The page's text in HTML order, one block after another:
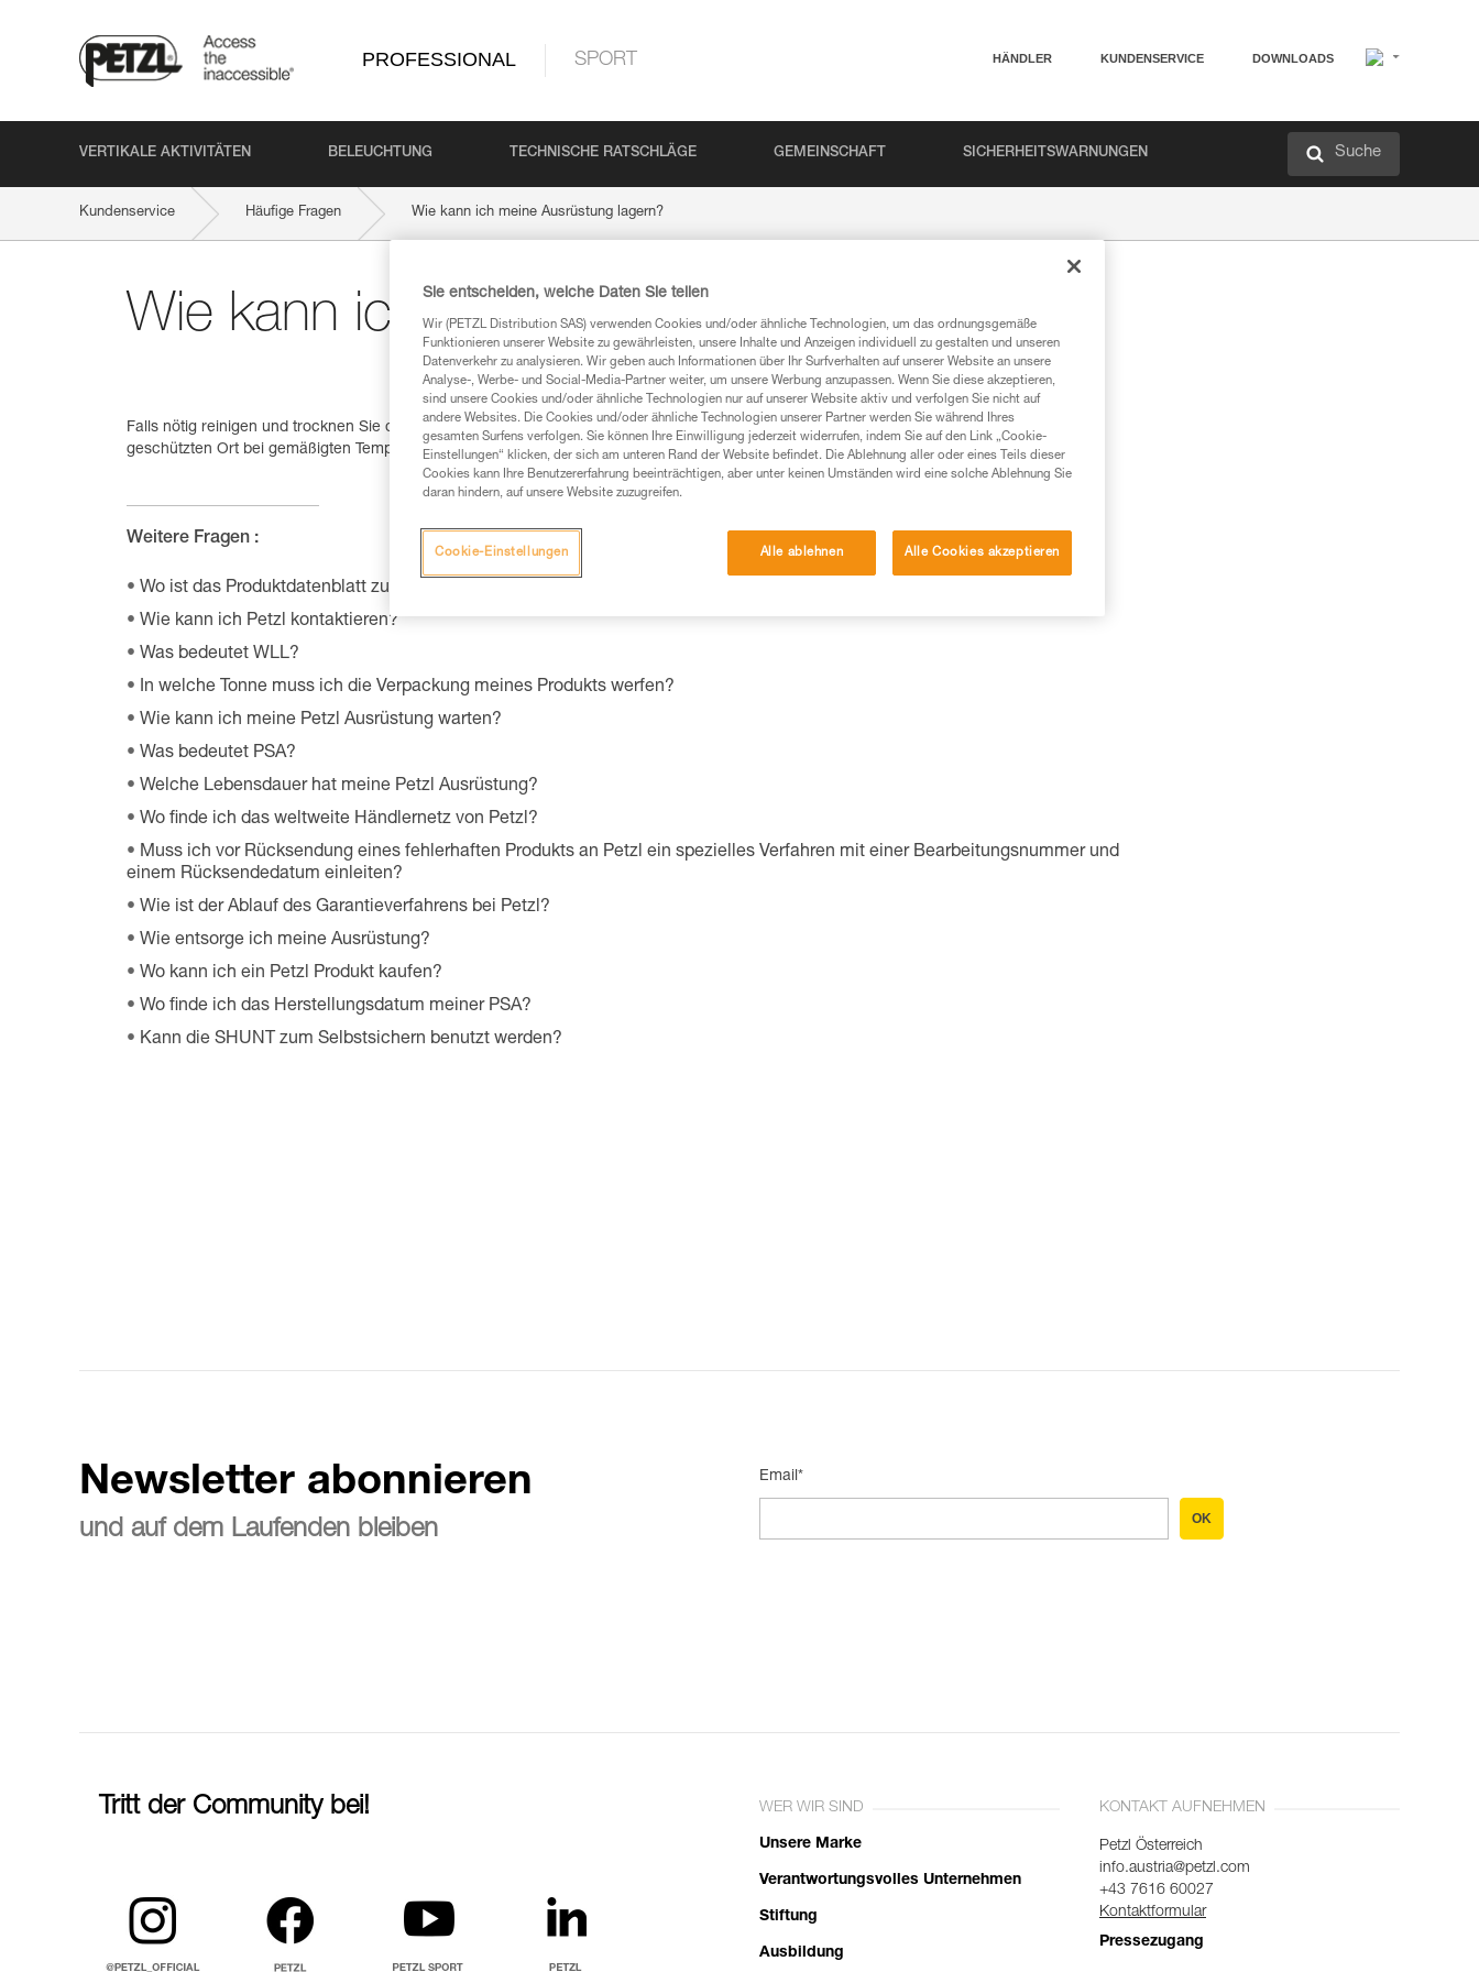
PROFESSIONAL SPORT HÄNDLER KUNDENSERVICE DOWNLOADS
VERTIKALE AKTIVITÄTEN BELEUCHTUNG TECHNISCHE RATSCHLÄGE GEMEINSCHAFT SICHERHEITSWARNUNGEN Suche
Kundenservice Häufige Fragen Wie kann ich meine Ausrüstung lagern?
Wie kann ich meine Ausrüstung lagern?
Falls nötig reinigen und trocknen Sie die Ausrüstung. Bewahren Sie die Ausrüstung an einem trockenen, vor UV-Strahlen und Chemikalien
geschützten Ort bei gemäßigten Temperaturen auf.
Weitere Fragen :
Wo ist das Produktdatenblatt zu den Umweltqualitäten und -eigenschaften Ihres Produkts zu finden?
Wie kann ich Petzl kontaktieren?
Was bedeutet WLL?
In welche Tonne muss ich die Verpackung meines Produkts werfen?
Wie kann ich meine Petzl Ausrüstung warten?
Was bedeutet PSA?
Welche Lebensdauer hat meine Petzl Ausrüstung?
Wo finde ich das weltweite Händlernetz von Petzl?
Muss ich vor Rücksendung eines fehlerhaften Produkts an Petzl ein spezielles Verfahren mit einer Bearbeitungsnummer und
einem Rücksendedatum einleiten?
Wie ist der Ablauf des Garantieverfahrens bei Petzl?
Wie entsorge ich meine Ausrüstung?
Wo kann ich ein Petzl Produkt kaufen?
Wo finde ich das Herstellungsdatum meiner PSA?
Kann die SHUNT zum Selbstsichern benutzt werden?
Newsletter abonnieren
und auf dem Laufenden bleiben
Email*
OK
Tritt der Community bei! WER WIR SIND
Unsere Marke
Verantwortungsvolles Unternehmen
Stiftung
Ausbildung
KONTAKT AUFNEHMEN
Petzl Österreich
info.austria@petzl.com
+43 7616 60027
Kontaktformular
Pressezugang
Sie entscheiden, welche Daten Sie teilen
Wir (PETZL Distribution SAS) verwenden Cookies und/oder ähnliche Technologien, um das ordnungsgemäße
Funktionieren unserer Website zu gewährleisten, unsere Inhalte und Anzeigen individuell zu gestalten und unseren
Datenverkehr zu analysieren. Wir geben auch Informationen über Ihr Surfverhalten auf unserer Website an unsere
Analyse-, Werbe- und Social-Media-Partner weiter, um unsere Werbung anzupassen. Wenn Sie diese akzeptieren,
sind unsere Cookies und/oder ähnliche Technologien nur auf unserer Website aktiv und verfolgen Sie nicht auf
andere Websites. Die Cookies und/oder ähnliche Technologien unserer Partner werden Sie während Ihres
gesamten Surfens verfolgen. Sie können Ihre Einwilligung jederzeit widerrufen, indem Sie auf den Link „Cookie-
Einstellungen“ klicken, der sich am unteren Rand der Website befindet. Die Ablehnung aller oder eines Teils dieser
Cookies kann Ihre Benutzererfahrung beeinträchtigen, aber unter keinen Umständen wird eine solche Ablehnung Sie
daran hindern, auf unsere Website zuzugreifen.
Alle ablehnen Alle Cookies akzeptieren
Cookie-Einstellungen